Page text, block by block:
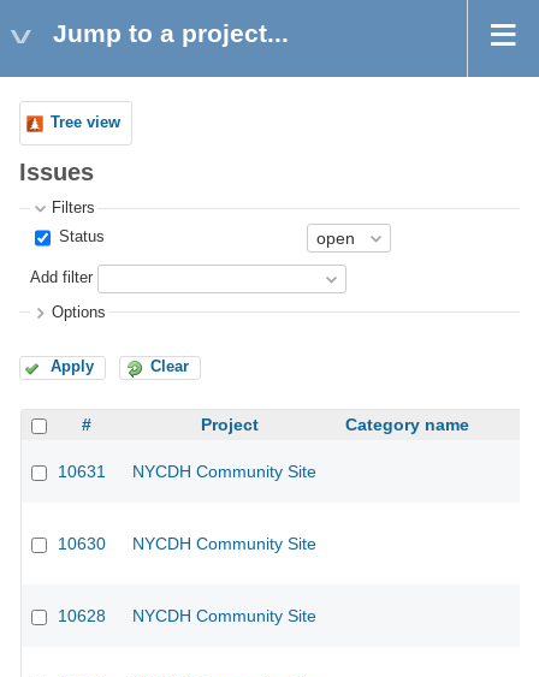
Jump to a project...
Tree view
Issues
Filters
Status
Add filter
Options
Apply Clear
# Project Category name
10631 NYCDH Community Site
10630 NYCDH Community Site
10628 NYCDH Community Site